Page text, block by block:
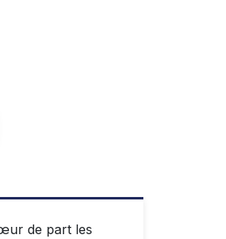
de part les